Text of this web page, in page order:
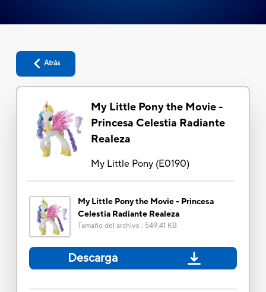
Atrás
My Little Pony the Movie -
Princesa Celestia Radiante
Realeza
My Little Pony(E0190)
My Little Pony the Movie - Princesa
Celestia Radiante Realeza
Tamaño del archivo: 549.41 KB
Descarga